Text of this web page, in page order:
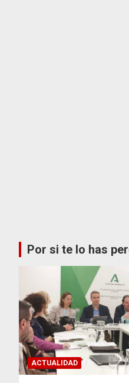
Por si te lo has
ACTUALIDAD